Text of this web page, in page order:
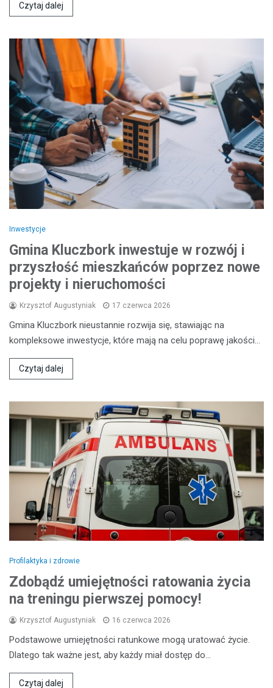
Czytaj dalej
Inwestycje
Gmina Kluczbork inwestuje w rozwój i
przyszłość mieszkańców poprzez nowe
projekty i nieruchomości
Krzysztof Augustyniak 17 czerwca 2026
Gmina Kluczbork nieustannie rozwija się, stawiając na
kompleksowe inwestycje, które mają na celu poprawę jakości…
Czytaj dalej
Profilaktyka i zdrowie
Zdobądź umiejętności ratowania życia
na treningu pierwszej pomocy!
Krzysztof Augustyniak 16 czerwca 2026
Podstawowe umiejętności ratunkowe mogą uratować życie.
Dlatego tak ważne jest, aby każdy miał dostęp do…
Czytaj dalej